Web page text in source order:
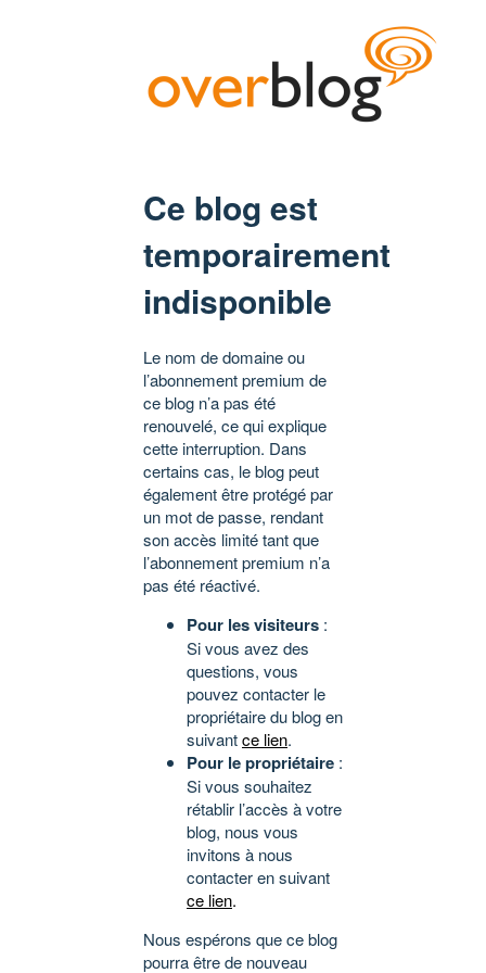
Ce blog est
temporairement
indisponible
Le nom de domaine ou
l’abonnement premium de
ce blog n’a pas été
renouvelé, ce qui explique
cette interruption. Dans
certains cas, le blog peut
également être protégé par
un mot de passe, rendant
son accès limité tant que
l’abonnement premium n’a
pas été réactivé.
Pour les visiteurs :
Si vous avez des
questions, vous
pouvez contacter le
propriétaire du blog en
suivantce lien.
Pour le propriétaire :
Si vous souhaitez
rétablir l’accès à votre
blog, nous vous
invitons à nous
contacter en suivant
ce lien.
Nous espérons que ce blog
pourra être de nouveau